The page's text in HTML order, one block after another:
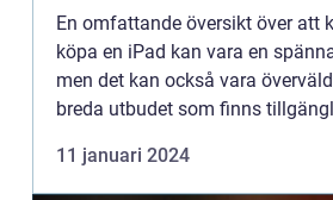
En omfattande översikt över att
köpa en iPad kan vara en
men det kan också vara
breda utbudet som finns
att köpa en iP...
11 januari 2024